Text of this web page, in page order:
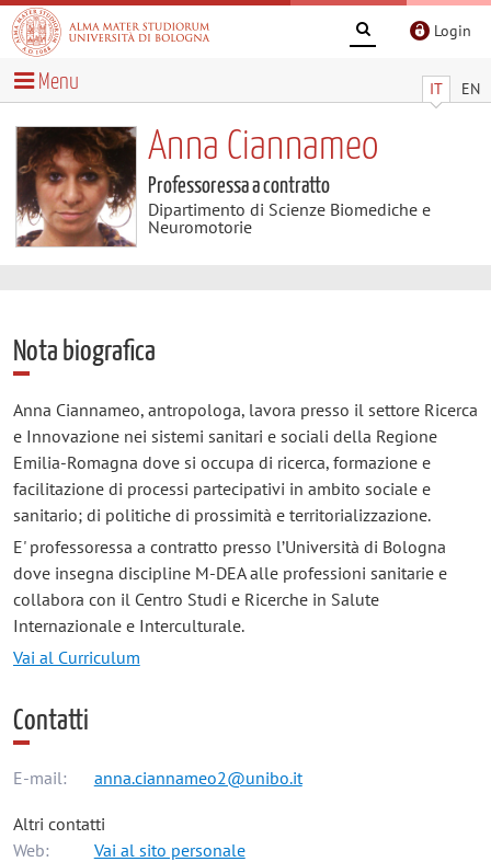
Login
IT EN
Menu
Anna Ciannameo
Professoressa a contratto
Dipartimento di Scienze Biomediche e
Neuromotorie
Nota biografica
Anna Ciannameo, antropologa, lavora presso il settore Ricerca
e Innovazione nei sistemi sanitari e sociali della Regione
Emilia-Romagna dove si occupa di ricerca, formazione e
facilitazione di processi partecipativi in ambito sociale e
sanitario; di politiche di prossimità e territorializzazione.
E' professoressa a contratto presso l’Università di Bologna
dove insegna discipline M-DEA alle professioni sanitarie e
collabora con il Centro Studi e Ricerche in Salute
Internazionale e Interculturale.
Vai al Curriculum
Contatti
E-mail: anna.ciannameo2@unibo.it
Altri contatti
Web:
Vai al sito personale